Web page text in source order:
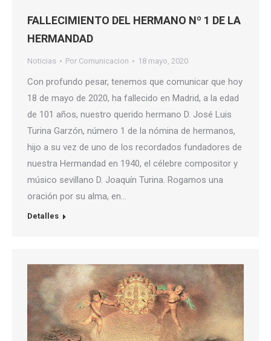
FALLECIMIENTO DEL HERMANO Nº 1 DE LA
HERMANDAD
Noticias Por Comunicacion 18 mayo, 2020
Con profundo pesar, tenemos que comunicar que hoy
18 de mayo de 2020, ha fallecido en Madrid, a la edad
de 101 años, nuestro querido hermano D. José Luis
Turina Garzón, número 1 de la nómina de hermanos,
hijo a su vez de uno de los recordados fundadores de
nuestra Hermandad en 1940, el célebre compositor y
músico sevillano D. Joaquín Turina. Rogamos una
oración por su alma, en…
Detalles